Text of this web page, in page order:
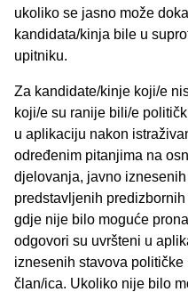
ukoliko se jasno može
kandidata/kinja bile u
upitniku.
Za kandidate/kinje koji/e
koji/e su ranije bili/e
u aplikaciju nakon
određenim pitanjima na
djelovanja, javno
predstavljenih
gdje nije bilo moguće
odgovori su uvršteni u
iznesenih stavova
član/ica. Ukoliko nije bilo